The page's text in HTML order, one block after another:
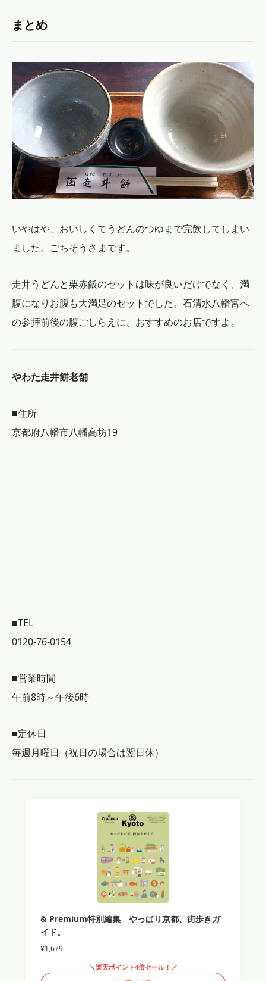
まとめ
いやはや、おいしくてうどんのつゆまで完飲してしまい
ました。ごちそうさまです。
走井うどんと栗赤飯のセットは味が良いだけでなく、満
腹になりお腹も大満足のセットでした。石清水八幡宮へ
の参拝前後の腹ごしらえに、おすすめのお店ですよ。
やわた走井餅老舗
■住所
京都府八幡市八幡高坊19
■TEL
0120-76-0154
■営業時間
午前8時～午後6時
■定休日
毎週月曜日（祝日の場合は翌日休）
& Premium特別編集 やっぱり京都、街歩きガ
イド。
¥1,679
＼楽天ポイント4倍セール！／